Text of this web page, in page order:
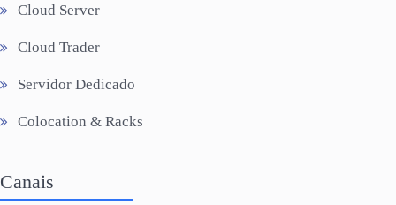
Cloud Server
Cloud Trader
Servidor Dedicado
Colocation & Racks
Canais